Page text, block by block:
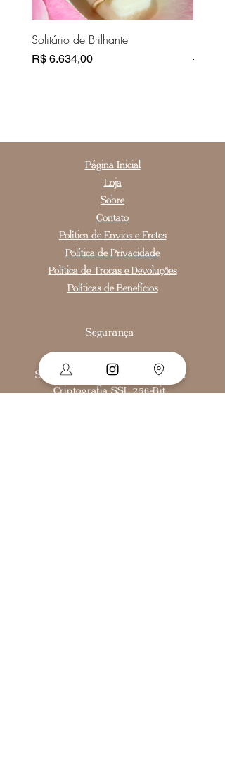
Solitário de Brilhante
Preço
R$ 6.634,00 Preço
R$
Página Inicial
Loja
Sobre
Contato
Política de Envios e Fretes
Política de Privacidade
Política de Trocas e Devoluções
Políticas de Benefícios
Segurança
Sua Informação é Protegida Pela
Criptografia SSL 256-Bit.